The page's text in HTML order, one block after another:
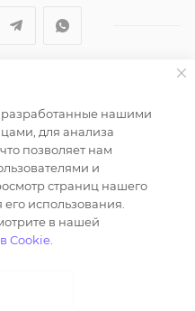
групп"
носит справочный
публичной офертой
пункта 2 статьи 437
Федерации.
опубликованных
только при
редакции и
opt-milena.ru
нашими
для анализа
позволяет нам
и
страниц нашего
использования.
в нашей
Cookie